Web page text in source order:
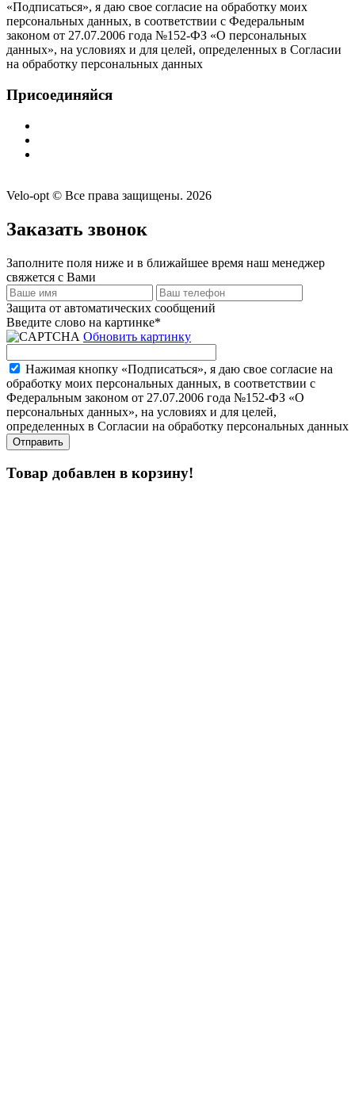
«Подписаться», я даю свое согласие на обработку моих
персональных данных, в соответствии с Федеральным
законом от 27.07.2006 года №152-ФЗ «О персональных
данных», на условиях и для целей, определенных в Согласии
на обработку персональных данных
Присоединяйся
Velo-opt © Все права защищены. 2026
Заказать звонок
Заполните поля ниже и в ближайшее время наш менеджер
свяжется с Вами
Защита от автоматических сообщений
Введите слово на картинке*
Обновить картинку
Нажимая кнопку «Подписаться», я даю свое согласие на
обработку моих персональных данных, в соответствии с
Федеральным законом от 27.07.2006 года №152-ФЗ «О
персональных данных», на условиях и для целей,
определенных в Согласии на обработку персональных данных
Товар добавлен в корзину!